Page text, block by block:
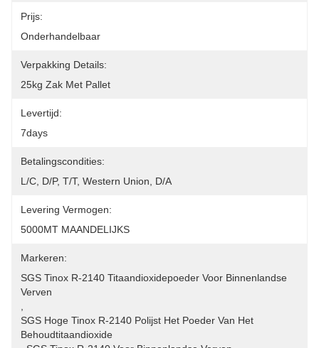
Prijs:
Onderhandelbaar
Verpakking Details:
25kg Zak Met Pallet
Levertijd:
7days
Betalingscondities:
L/C, D/P, T/T, Western Union, D/A
Levering Vermogen:
5000MT MAANDELIJKS
Markeren:
SGS Tinox R-2140 Titaandioxidepoeder Voor Binnenlandse
Verven
SGS Hoge Tinox R-2140 Polijst Het Poeder Van Het
Behoudtitaandioxide